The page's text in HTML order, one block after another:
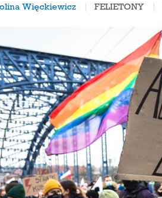
Więckiewicz FELIETONY